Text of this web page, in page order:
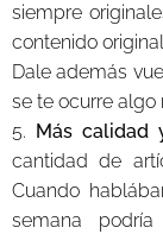
siempre
contenido
Dale además
se te ocurre algo
5. Más calidad
cantidad de
Cuando
semana